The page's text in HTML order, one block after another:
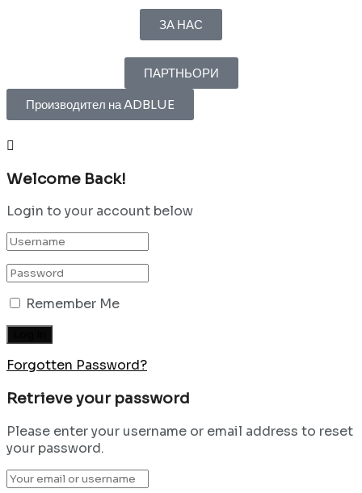
ЗА НАС
ПАРТНЬОРИ
Производител на ADBLUE
Welcome Back!
Login to your account below
Remember Me
Forgotten Password?
Retrieve your password
Please enter your username or email address to reset
your password.